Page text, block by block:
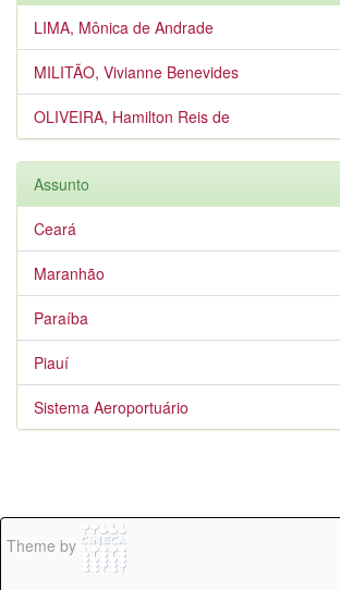
LIMA, Mônica de Andrade
MILITÃO, Vivianne Benevides
OLIVEIRA, Hamilton Reis de
Assunto
Ceará
Maranhão
Paraíba
Piauí
Sistema Aeroportuário
Theme by